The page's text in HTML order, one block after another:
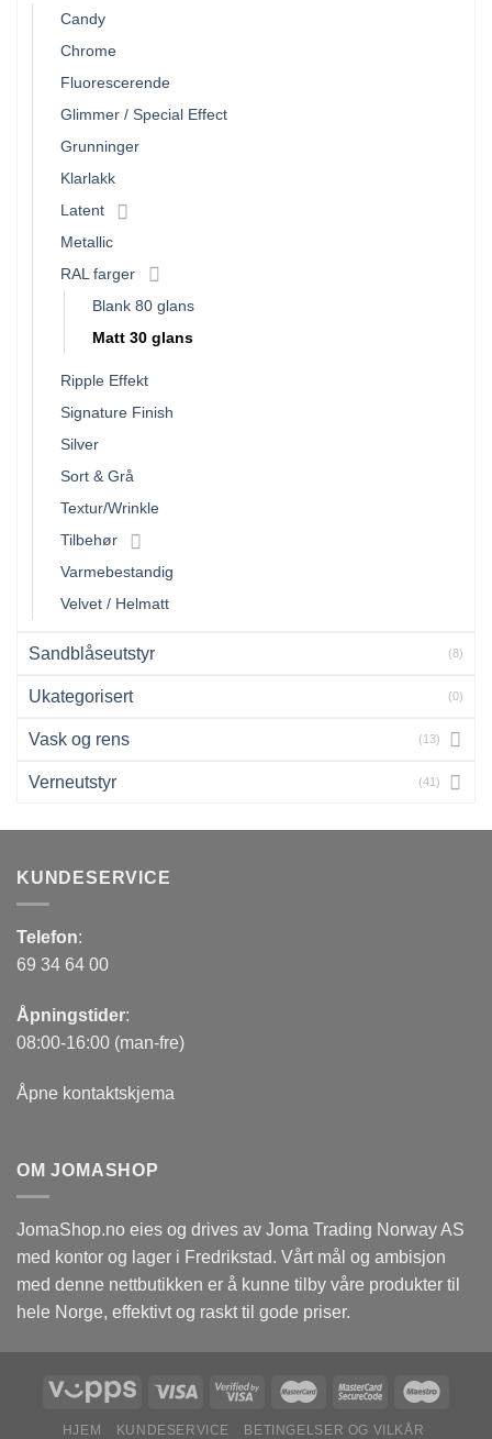
Candy
Chrome
Fluorescerende
Glimmer / Special Effect
Grunninger
Klarlakk
Latent
Metallic
RAL farger
Blank 80 glans
Matt 30 glans
Ripple Effekt
Signature Finish
Silver
Sort & Grå
Textur/Wrinkle
Tilbehør
Varmebestandig
Velvet / Helmatt
Sandblåseutstyr (8)
Ukategorisert (0)
Vask og rens (13)
Verneutstyr (41)
KUNDESERVICE
Telefon:
69 34 64 00
Åpningstider:
08:00-16:00 (man-fre)
Åpne kontaktskjema
OM JOMASHOP
JomaShop.no eies og drives av Joma Trading Norway AS
med kontor og lager i Fredrikstad. Vårt mål og ambisjon
med denne nettbutikken er å kunne tilby våre produkter til
hele Norge, effektivt og raskt til gode priser.
HJEM KUNDESERVICE
BETINGELSER OG VILKÅR